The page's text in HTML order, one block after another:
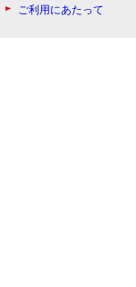
ご利用にあたって